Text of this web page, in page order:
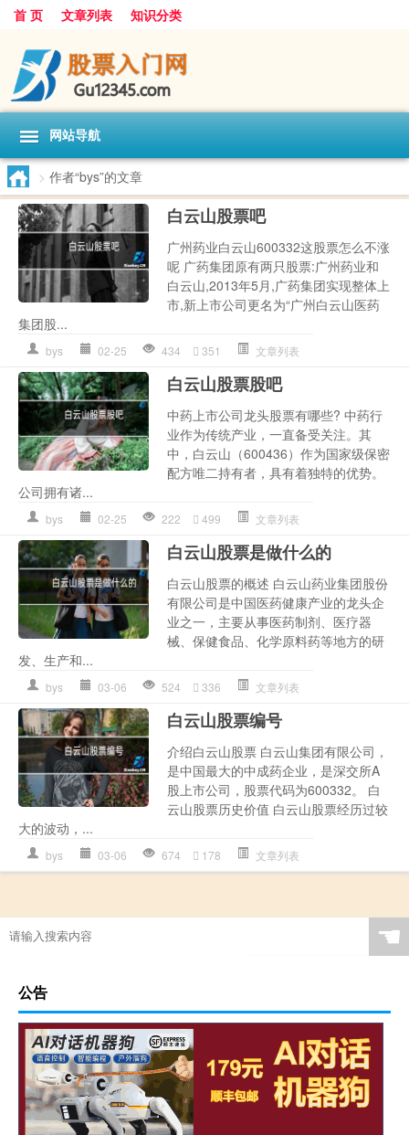
首 页 文章列表 知识分类
网站导航
> 作者“bys”的文章
白云山股票吧
广州药业白云山600332这股票怎么不涨
呢 广药集团原有两只股票:广州药业和
白云山,2013年5月,广药集团实现整体上
市,新上市公司更名为“广州白云山医药
集团股...
bys 02-25 434 351 文章列表
白云山股票股吧
中药上市公司龙头股票有哪些? 中药行
业作为传统产业，一直备受关注。其
中，白云山（600436）作为国家级保密
配方唯二持有者，具有着独特的优势。
公司拥有诸...
bys 02-25 222 499 文章列表
白云山股票是做什么的
白云山股票的概述 白云山药业集团股份
有限公司是中国医药健康产业的龙头企
业之一，主要从事医药制剂、医疗器
械、保健食品、化学原料药等地方的研
发、生产和...
bys 03-06 524 336 文章列表
白云山股票编号
介绍白云山股票 白云山集团有限公司，
是中国最大的中成药企业，是深交所A
股上市公司，股票代码为600332。 白
云山股票历史价值 白云山股票经历过较
大的波动，...
bys 03-06 674 178 文章列表
☚
公告